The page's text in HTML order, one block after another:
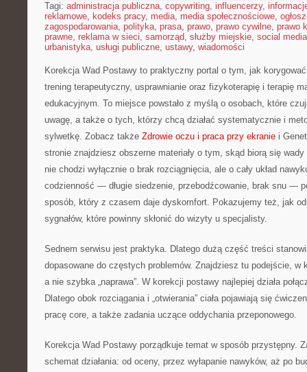
Tagi: administracja publiczna, copywriting, influencerzy,
reklamowe, kodeks pracy, media, media społecznościowe,
zagospodarowania, polityka, prasa, prawo, prawo cywilne, prawo
prawne, reklama w sieci, samorząd, służby miejskie, social media
urbanistyka, usługi publiczne, ustawy, wiadomości
Korekcja Wad Postawy to praktyczny portal o tym, jak
trening terapeutyczny, usprawnianie oraz fizykoterapię i terapię
edukacyjnym. To miejsce powstało z myślą o osobach, które
uwagę, a także o tych, którzy chcą działać systematycznie i
sylwetkę. Zobacz także Zdrowie oczu i praca przy ekranie i
stronie znajdziesz obszerne materiały o tym, skąd biorą się
nie chodzi wyłącznie o brak rozciągnięcia, ale o cały układ
codzienność — długie siedzenie, przebodźcowanie, brak snu —
sposób, który z czasem daje dyskomfort. Pokazujemy też, jak
sygnałów, które powinny skłonić do wizyty u specjalisty.
Sednem serwisu jest praktyka. Dlatego dużą część treści
dopasowane do częstych problemów. Znajdziesz tu podejście, w
a nie szybka „naprawa”. W korekcji postawy najlepiej działa
Dlatego obok rozciągania i „otwierania” ciała pojawiają się
pracę core, a także zadania uczące oddychania przeponowego.
Korekcja Wad Postawy porządkuje temat w sposób przystępny.
schemat działania: od oceny, przez wyłapanie nawyków, aż po